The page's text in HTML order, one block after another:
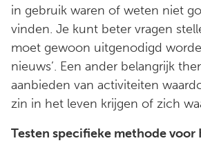
in gebruik waren of weten niet
vinden. Je kunt beter vragen
moet gewoon uitgenodigd
nieuws’. Een ander belangrijk
aanbieden van activiteiten
zin in het leven krijgen of zich
Testen specifieke methode voor